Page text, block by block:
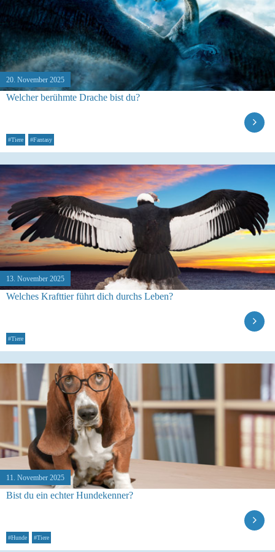
20. November 2025
Welcher berühmte Drache bist du?
#Tiere #Fantasy
13. November 2025
Welches Krafttier führt dich durchs Leben?
#Tiere
11. November 2025
Bist du ein echter Hundekenner?
#Hunde #Tiere